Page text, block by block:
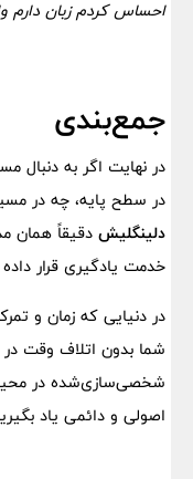
احساس کردم زبان دارم
جمع‌بندی
در نهایت اگر به
در سطح پایه، چه در
دلینگلیش دقیقاً همان
خدمت یادگیری قرار
در دنیایی که زمان و
شما بدون اتلاف وقت در
شخصی‌سازی‌شده در
اصولی و دائمی یاد